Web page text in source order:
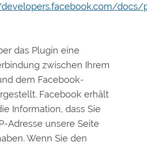
das Plugin eine
zwischen Ihrem
dem Facebook-
Facebook erhält
Information, dass Sie
Adresse unsere Seite
Wenn Sie den